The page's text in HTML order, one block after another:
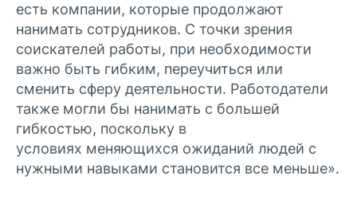
есть компании, которые продолжают
нанимать сотрудников. С точки зрения
соискателей работы, при необходимости
важно быть гибким, переучиться или
сменить сферу деятельности. Работодатели
также могли бы нанимать с большей
гибкостью, поскольку в
условиях меняющихся ожиданий людей с
нужными навыками становится все меньше».